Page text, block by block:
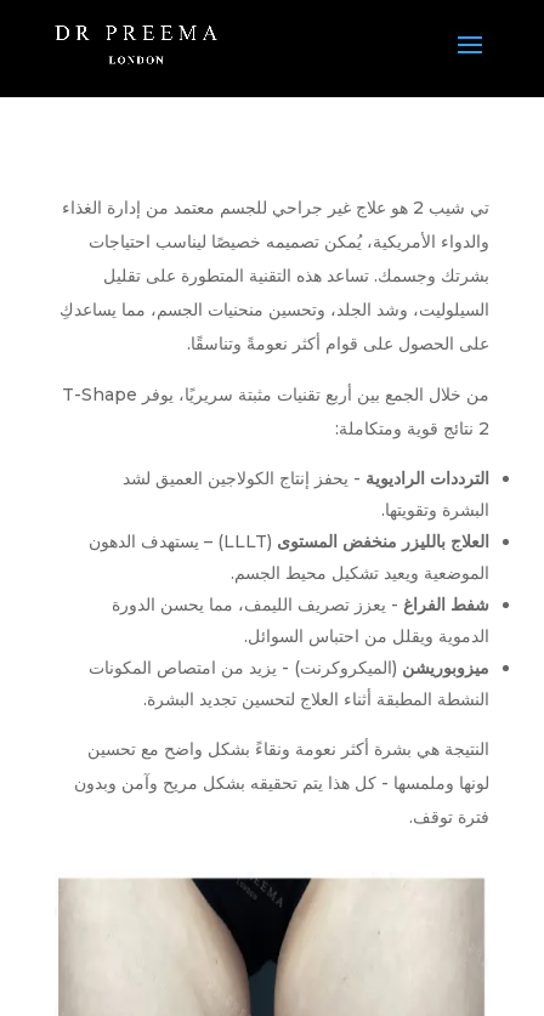
تي شيب 2 هو علاج غير جراحي للجسم معتمد من إدارة الغذاء
والدواء الأمريكية، يُمكن تصميمه خصيصًا ليناسب احتياجات
بشرتك وجسمك. تساعد هذه التقنية المتطورة على تقليل
السيلوليت، وشد الجلد، وتحسين منحنيات الجسم، مما يساعدكِ
على الحصول على قوام أكثر نعومةً وتناسقًا.
من خلال الجمع بين أربع تقنيات مثبتة سريريًا، يوفر T-Shape
2 نتائج قوية ومتكاملة:
الترددات الراديوية - يحفز إنتاج الكولاجين العميق لشد
البشرة وتقويتها.
العلاج بالليزر منخفض المستوى
(LLLT) – يستهدف الدهون
الموضعية ويعيد تشكيل محيط الجسم.
شفط الفراغ- يعزز تصريف الليمف، مما يحسن الدورة
الدموية ويقلل من احتباس السوائل.
ميزوبوريشن (الميكروكرنت) - يزيد من امتصاص المكونات
النشطة المطبقة أثناء العلاج لتحسين تجديد البشرة.
النتيجة هي بشرة أكثر نعومة ونقاءً بشكل واضح مع تحسين
لونها وملمسها - كل هذا يتم تحقيقه بشكل مريح وآمن وبدون
فترة توقف.